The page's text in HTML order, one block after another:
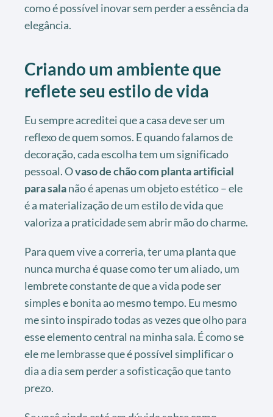
como é possível inovar sem perder a essência da
elegância.
Criando um ambiente que
reflete seu estilo de vida
Eu sempre acreditei que a casa deve ser um
reflexo de quem somos. E quando falamos de
decoração, cada escolha tem um significado
pessoal. Ovaso de chão com planta artificial
para salanão é apenas um objeto estético – ele
é a materialização de um estilo de vida que
valoriza a praticidade sem abrir mão do charme.
Para quem vive a correria, ter uma planta que
nunca murcha é quase como ter um aliado, um
lembrete constante de que a vida pode ser
simples e bonita ao mesmo tempo. Eu mesmo
me sinto inspirado todas as vezes que olho para
esse elemento central na minha sala. É como se
ele me lembrasse que é possível simplificar o
dia a dia sem perder a sofisticação que tanto
prezo.